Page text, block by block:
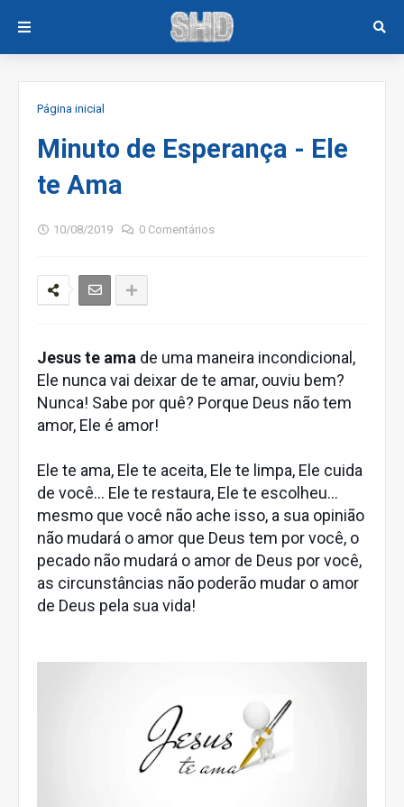
Página inicial
Minuto de Esperança - Ele
te Ama
10/08/2019 0 Comentários
Jesus te ama de uma maneira incondicional,
Ele nunca vai deixar de te amar, ouviu bem?
Nunca! Sabe por quê? Porque Deus não tem
amor, Ele é amor!
Ele te ama, Ele te aceita, Ele te limpa, Ele cuida
de você... Ele te restaura, Ele te escolheu...
mesmo que você não ache isso, a sua opinião
não mudará o amor que Deus tem por você, o
pecado não mudará o amor de Deus por você,
as circunstâncias não poderão mudar o amor
de Deus pela sua vida!